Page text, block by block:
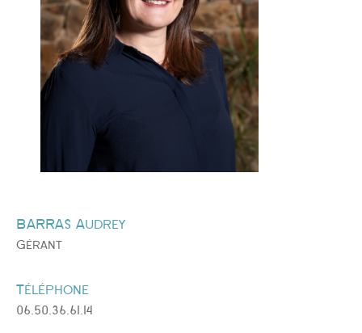
BARRAS Audrey
Gérant
Téléphone
06.50.36.61.14